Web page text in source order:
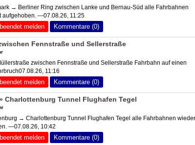
→ Berliner Ring zwischen Lanke und Bernau-Süd alle Fahrbahnen
—07.08.26, 11:25
melden Kommentare (0)
Fennstraße und Sellerstraße
zwischen Fennstraße und Sellerstraße Fahrbahn auf einen
11:16
melden Kommentare (0)
Charlottenburg Tunnel Flughafen Tegel
→ Charlottenburg Tunnel Flughafen Tegel alle Fahrbahnen
—07.08.26, 10:42
melden Kommentare (0)